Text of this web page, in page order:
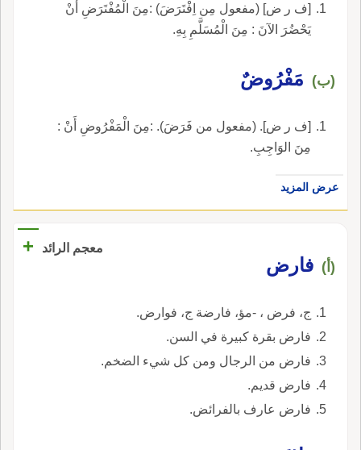
[ف ر ض] (مفعول مِن اِفْتَرَضَ) :مِنَ الْمُفْتَرَضِ أَنْ
يَحْضُرَ الآنَ : مِنَ الْمُسَلَّمِ بِهِ.
(ب) مَفْرُوضٌ
[ف ر ض]. (مفعول من فَرَضَ). :مِنَ الْمَفْرُوضِ أَنْ :
مِنَ الوَاجِبِ.
عرض المزيد
معجم الرائد +
(أ) فارض
ج، فرض ، -مؤ، فارضة ج، فوارض.
فارض بقرة كبيرة في السن.
فارض من الرجال ومن كل شيء الضخم.
فارض قديم.
فارض عارف بالفرائض.